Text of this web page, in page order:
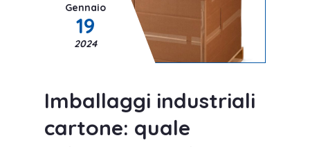
Gennaio
19
2024
Imballaggi industriali
cartone: quale